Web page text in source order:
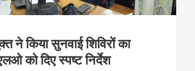
ने किया सुनवाई शिविरों का
को दिए स्पष्ट निर्देश